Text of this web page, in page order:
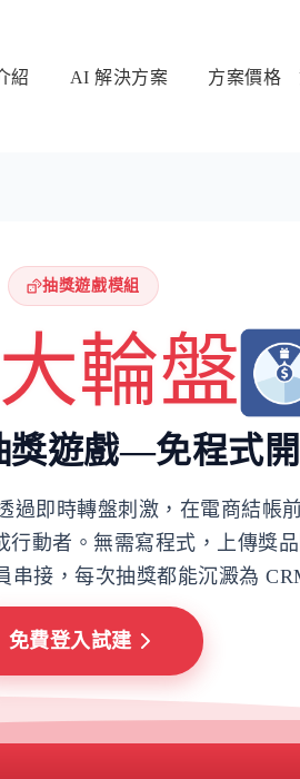
紹 AI 解決方案 方案價格
抽獎遊戲模組
輪盤
獎遊戲—免程式
過即時轉盤刺激，在電商結帳
動者。無需寫程式，上傳獎
串接，每次抽獎都能沉澱為
免費登入試建